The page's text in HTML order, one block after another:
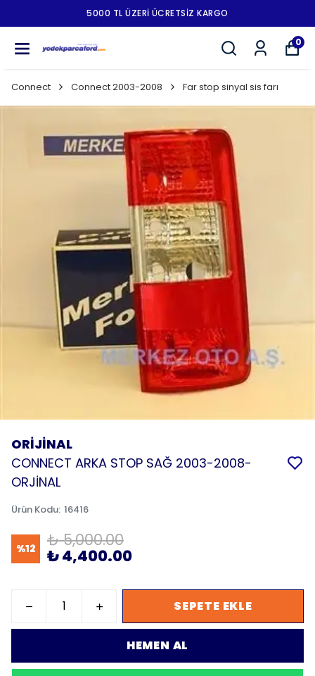
5000 TL ÜZERI ÜCRETSIZ KARGO
0
Connect Connect 2003-2008 Far stop sinyal sis farı
ORİJİNAL
CONNECT ARKA STOP SAĞ 2003-2008-
ORJİNAL
Ürün Kodu: 16416
%12 ₺ 5,000.00
₺ 4,400.00
SEPETE EKLE
HEMEN AL